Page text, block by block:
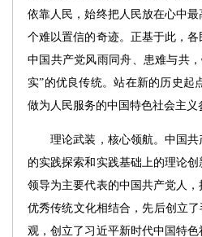
依靠人民，始终把人民放在心中
个难以置信的奇迹。正基于此，
中国共产党风雨同舟、患难与共
实”的优良传统。站在新的历史起
做为人民服务的中国特色社会主义
理论武装，核心领航。中国共
的实践探索和实践基础上的理论
领导为主要代表的中国共产党人
优秀传统文化相结合，先后创立
观，创立了习近平新时代中国特